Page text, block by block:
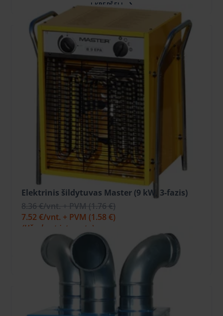
Į KREPŠELĮ
Elektrinis šildytuvas Master (9 kW, 3-fazis)
8.36 €/vnt. + PVM(1.76 €)
7.52 €/vnt. + PVM (1.58 €)
(Užsakant internetu)
Užstatas: 30.00 €
Į KREPŠELĮ